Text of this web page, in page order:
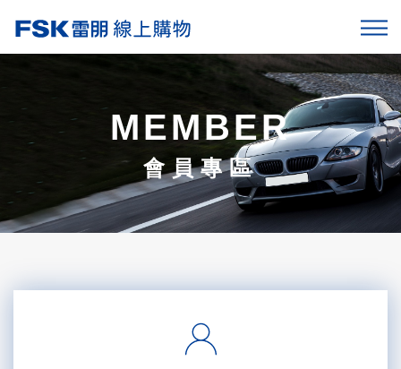
MEMBER
會員專區